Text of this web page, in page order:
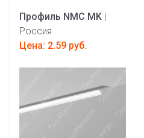
Профиль NMC MK |
Россия
Цена: 2.59 руб.